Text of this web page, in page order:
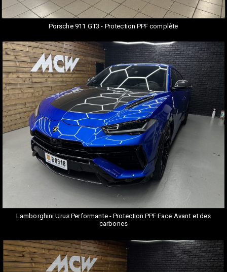
Porsche 911 GT3 - Protection PPF complète
Lamborghini Urus Performante - Protection PPF Face Avant et des
carbones